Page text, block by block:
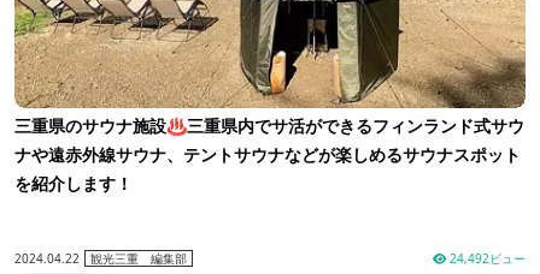
三重県のサウナ施設♨三重県内でサ活ができるフィンランド式サウ
ナや遠赤外線サウナ、テントサウナなどが楽しめるサウナスポット
を紹介します！
2024.04.22 観光三重 編集部 24,492ビュー